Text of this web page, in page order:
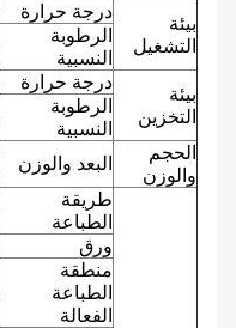
بيئة
التشغيل
درجة حرارة
الرطوبة
النسبية
بيئة
التخزين
درجة حرارة
الرطوبة
النسبية
الحجم
والوزن
البعد والوزن
طريقة
الطباعة
ورق
منطقة
الطباعة
الفعالة